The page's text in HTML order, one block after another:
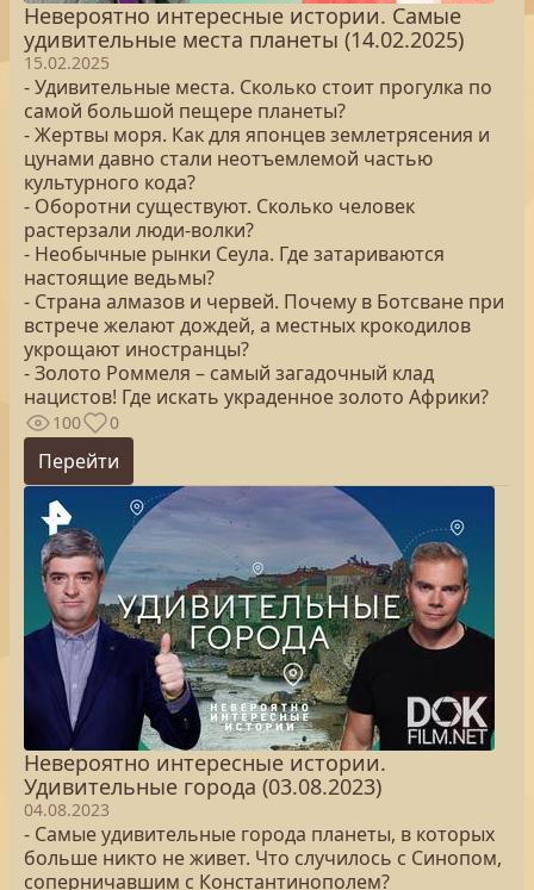
Невероятно интересные истории. Самые
удивительные места планеты (14.02.2025)
15.02.2025
- Удивительные места. Сколько стоит прогулка по
самой большой пещере планеты?
- Жертвы моря. Как для японцев землетрясения и
цунами давно стали неотъемлемой частью
культурного кода?
- Оборотни существуют. Сколько человек
растерзали люди-волки?
- Необычные рынки Сеула. Где затариваются
настоящие ведьмы?
- Страна алмазов и червей. Почему в Ботсване при
встрече желают дождей, а местных крокодилов
укрощают иностранцы?
- Золото Роммеля – самый загадочный клад
нацистов! Где искать украденное золото Африки?
100 0
Перейти
Невероятно интересные истории.
Удивительные города (03.08.2023)
04.08.2023
- Самые удивительные города планеты, в которых
больше никто не живет. Что случилось с Синопом,
соперничавшим с Константинополем?